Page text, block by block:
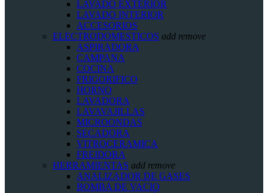
LAVADO EXTERIOR
LAVADO INTERIOR
ACCESORIOS
ELECTRODOMESTICOS add remove
ASPIRADORA
CAMPANA
COCINA
FRIGORIFICO
HORNO
LAVADORA
LAVAVAJILLAS
MICROONDAS
SECADORA
VITROCERAMICA
FREIDORA
HERRAMIENTAS add remove
ANALIZADOR DE GASES
BOMBA DE VACIO